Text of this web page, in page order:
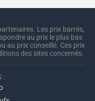
Les prix barrés,
au prix le plus bas
au prix conseillé. Ces prix
des sites concernés.
: